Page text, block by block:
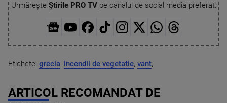
Urmărește Știrile PRO TVpe canalul de social media preferat:
Etichete: grecia, incendii de vegetatie, vant,
ARTICOL RECOMANDAT DE